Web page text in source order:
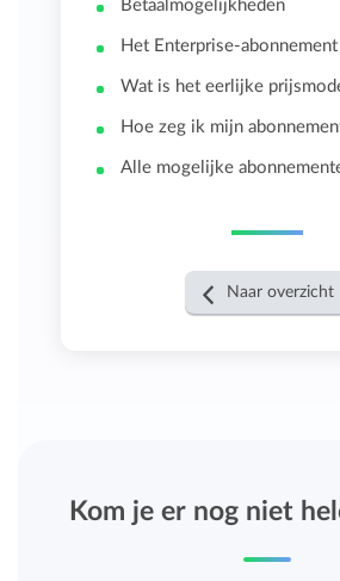
Betaalmogelijkheden
Het Enterprise-abonnement
Wat is het eerlijke
Hoe zeg ik mijn
Alle mogelijke
Naar overzicht
Kom je er nog niet